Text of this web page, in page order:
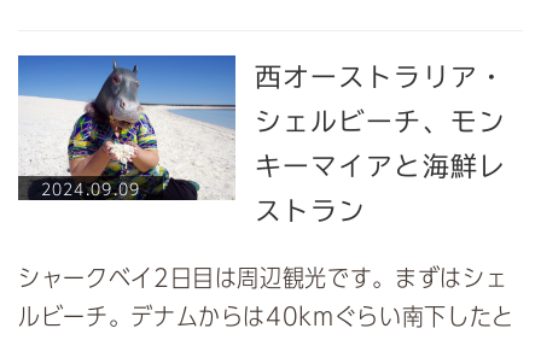
2024.09.09
西オーストラリア・
シェルビーチ、モン
キーマイアと海鮮レ
ストラン
シャークベイ2日目は周辺観光です。まずはシェ
ルビーチ。デナムからは40kmぐらい南下したと